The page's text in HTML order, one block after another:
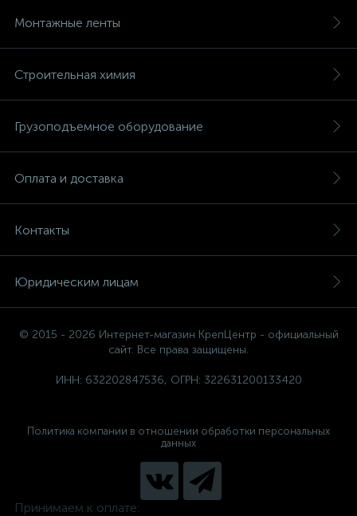
Монтажные ленты
Строительная химия
Грузоподъемное оборудование
Оплата и доставка
Контакты
Юридическим лицам
© 2015 - 2026 Интернет-магазин КрепЦентр - официальный
сайт. Все права защищены.
ИНН: 632202847536, ОГРН: 322631200133420
Политика компании в отношении обработки персональных
данных
Принимаем к оплате: